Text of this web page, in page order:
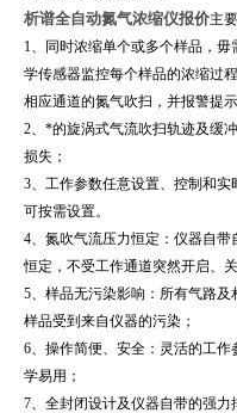
析谱全自动氮气浓缩仪报价主
1、同时浓缩单个或多个样品，
学传感器监控每个样品的浓缩过
相应通道的氮气吹扫，并报警提
2、*的旋涡式气流吹扫轨迹及缓
损失；
3、工作参数任意设置、控制和
可按需设置。
4、氮吹气流压力恒定：仪器自
恒定，不受工作通道突然开启、
5、样品无污染影响：所有气路
样品受到来自仪器的污染；
6、操作简便、安全：灵活的工
学易用；
7、全封闭设计及仪器自带的强